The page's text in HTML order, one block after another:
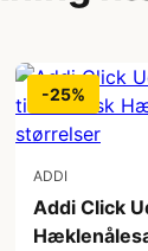
-25%
ADDI
Addi Click